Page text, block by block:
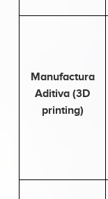
Manufactura
Aditiva (3D
printing)